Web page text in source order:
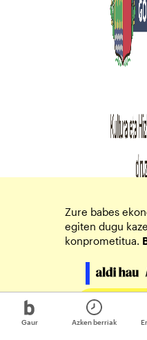
Gaur Azken berriak
Zure babes
egiten dugu
konprometitua.
Egin